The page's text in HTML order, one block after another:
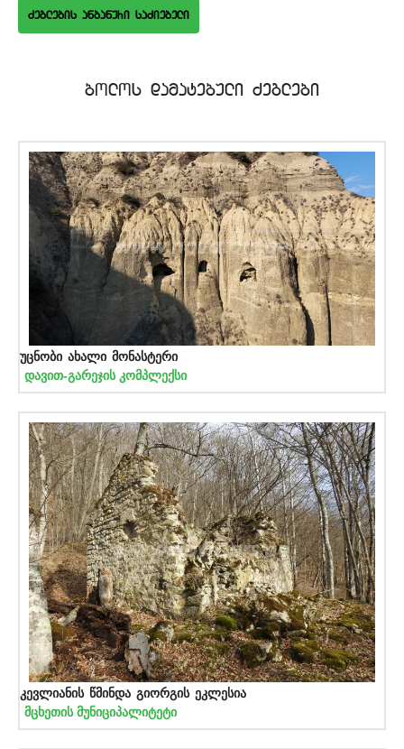
bolos damatebuli Zeglebi
უცნობი ახალი მონასტერი
დავით-გარეჯის კომპლექსი
კევლიანის წმინდა გიორგის ეკლესია
მცხეთის მუნიციპალიტეტი